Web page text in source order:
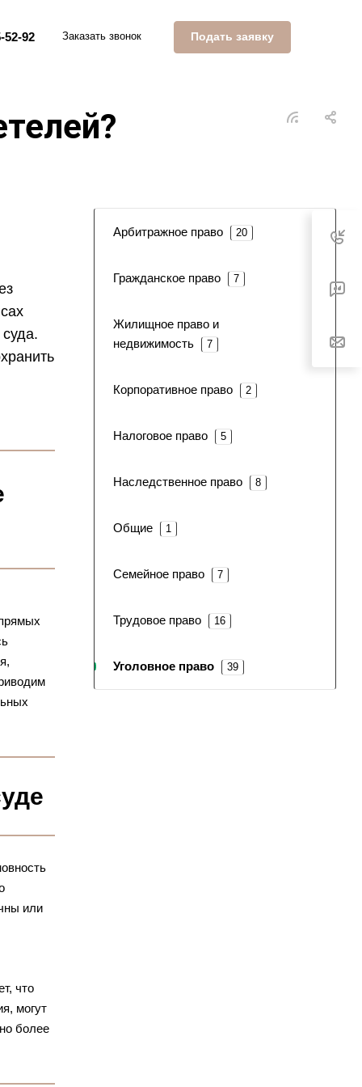
52-92 Заказать звонок Подать заявку
или
что
могут
более
Арбитражное право 20
Гражданское право 7
Жилищное право и
недвижимость
7
Корпоративное право 2
Налоговое право 5
Наследственное право 8
Общие 1
Семейное право 7
Трудовое право 16
Уголовное право 39